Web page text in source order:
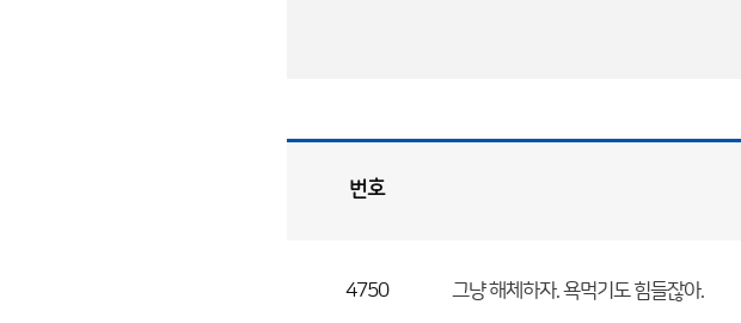
번호
4750 그냥 해체하자. 욕먹기도 힘들잖아.